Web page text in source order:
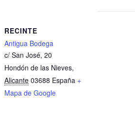
RECINTE
Antigua Bodega
c/ San José, 20
Hondón de las Nieves,
Alicante 03688 España +
Mapa de Google